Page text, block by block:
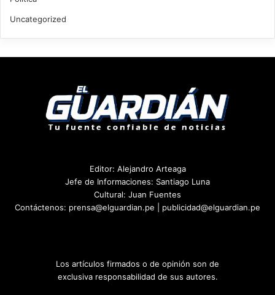
Uncategorized
Editor: Alejandro Arteaga
Jefe de Informaciones: Santiago Luna
Cultural: Juan Fuentes
Contáctenos: prensa@elguardian.pe | publicidad@elguardian.pe
Los artículos firmados o de opinión son de
exclusiva responsabilidad de sus autores.